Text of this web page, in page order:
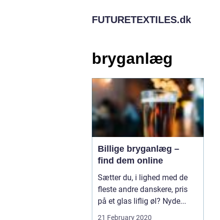
FUTURETEXTILES.dk
bryganlæg
Billige bryganlæg –
find dem online
Sætter du, i lighed med de
fleste andre danskere, pris
på et glas liflig øl? Nyde...
21 February 2020